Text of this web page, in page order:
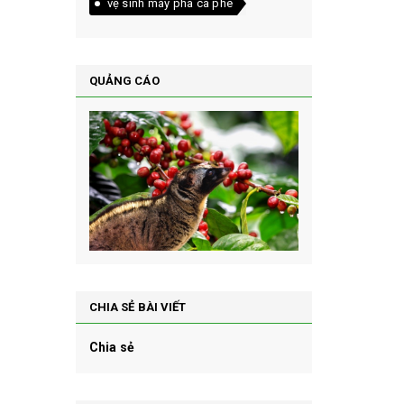
vệ sinh máy pha cà phê
QUẢNG CÁO
CHIA SẺ BÀI VIẾT
Chia sẻ